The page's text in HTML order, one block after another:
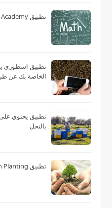
تطبيق Khan Academy لتعلم الرياضيات
تطبيق اسطوري
الخاصة بك عن
تطبيق يحتوي
بالنحل
تطبيق Companion Planting